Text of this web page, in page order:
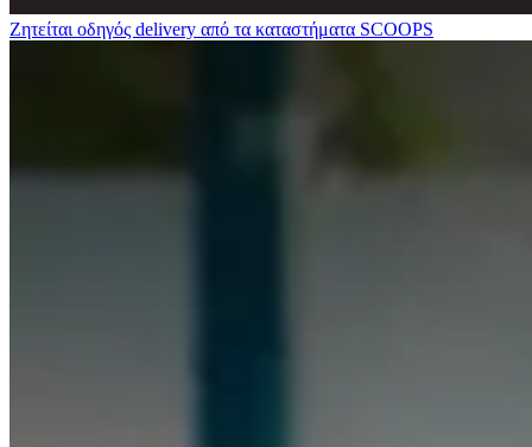
Ζητείται οδηγός delivery από τα καταστήματα SCOOPS